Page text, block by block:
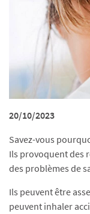
20/10/2023
Savez-vous
Ils provoquent des
des problèmes de
Ils peuvent être
peuvent inhaler